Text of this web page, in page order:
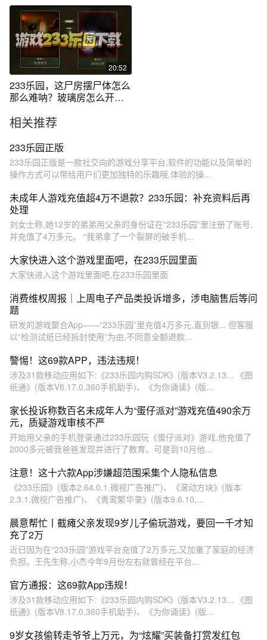
20:52
233乐园，这尸房摆尸体怎么
那么难呐？玻璃房怎么开？
相关推荐
233乐园正版
233乐园正版是一款社交向的游戏分享平台,软件的功能以及简单的
操作方式可以带给用户们更加独特的乐趣哦,体验的操...
未成年人游戏充值超4万不退款？233乐园：补充资料后再
处理
刘女士称,她12岁的弟弟用父亲的身份证在“233乐园”里注册了账号,
并充值了4万多元。 “我弟拿了一个裂屏的破手机...
大家快进入这个游戏里面吧，在233乐园里面
大家快进入这个游戏里面吧,在233乐园里面
消费维权周报｜上周电子产品类投诉增多，涉电脑售后等问
题
研发的游戏聚合App——“233乐园”里充值4万多元,直到银... 但客服
以“检测试纸已经拆封使用”为由,不同意全额退款...
警惕！这69款APP，违法违规！
涉及31款移动应用如下:《233乐园内购SDK》(版本V3.2.13... 《图
纸通》(版本V8.17.0,360手机助手)、《为你诵读》(版...
家长投诉称数百名未成年人为“蛋仔派对”游戏充值490余万
元，质疑游戏审核不严
开始用父亲的手机登录通过233乐园玩《蛋仔派对》游戏,他充值了
2000多元被我爸爸发现并进行了教育。可是到10月他...
注意！这十六款App涉嫌超范围采集个人隐私信息
《233乐园》(版本2.64.0.1,微视广告推广)、《滚动方块》(版本
2.3.1,微视广告推广)、《青鸾繁华录》(版本9.6.10,...
晨意帮忙丨截瘫父亲发现9岁儿子偷玩游戏，要回一千才知
充了2万
近日因为在“233乐园”游戏平台充值了2万多元,又加重了家庭的经济
负担。王先生称,小杰今年9月份左右就曾经在平台...
官方通报：这69款App违规！
涉及31款移动应用如下:《233乐园内购SDK》(版本V3.2.13... 《图
纸通》(版本V8.17.0,360手机助手)、《为你诵读》(版...
9岁女孩偷转走爷爷上万元，为“炫耀”买装备打赏发红包